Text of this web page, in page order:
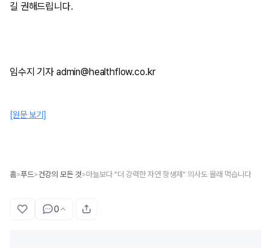
길 권해드립니다.
임수지 기자 admin@healthflow.co.kr
[원문 보기]
홈>푸드>건강의 모든 것>마늘보다 "더 강력한 자연 항생제" 의사도 몰래 먹습니다
0